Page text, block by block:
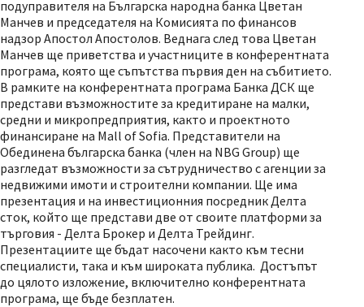
подуправителя на Българска народна банка Цветан
Манчев и председателя на Комисията по финансов
надзор Апостол Апостолов. Веднага след това Цветан
Манчев ще приветства и участниците в конферентната
програма, която ще съпътства първия ден на събитието.
В рамките на конферентната програма Банка ДСК ще
представи възможностите за кредитиране на малки,
средни и микропредприятия, както и проектното
финансиране на Mall of Sofia. Представители на
Обединена българска банка (член на NBG Group) ще
разгледат възможности за сътрудничество с агенции за
недвижими имоти и строителни компании. Ще има
презентация и на инвестиционния посредник Делта
сток, който ще представи две от своите платформи за
търговия - Делта Брокер и Делта Трейдинг.
Презентациите ще бъдат насочени както към тесни
специалисти, така и към широката публика. Достъпът
до цялото изложение, включително конферентната
програма, ще бъде безплатен.